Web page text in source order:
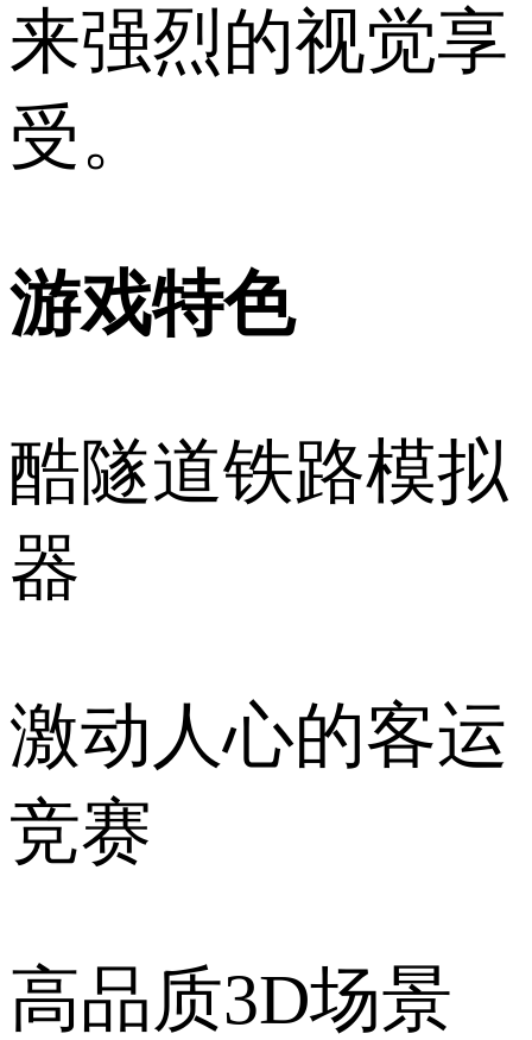
来强烈的视觉享
受。
游戏特色
酷隧道铁路模拟
器
激动人心的客运
竞赛
高品质3D场景